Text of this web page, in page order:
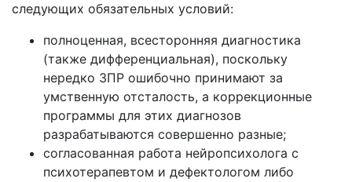
следующих обязательных условий:
полноценная, всесторонняя диагностика
(также дифференциальная), поскольку
нередко ЗПР ошибочно принимают за
умственную отсталость, а коррекционные
программы для этих диагнозов
разрабатываются совершенно разные;
согласованная работа нейропсихолога с
психотерапевтом и дефектологом либо